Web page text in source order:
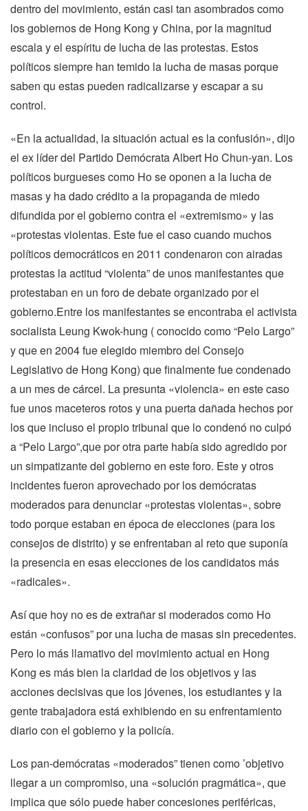
dentro del movimiento, están casi tan asombrados como
los gobiernos de Hong Kong y China, por la magnitud
escala y el espíritu de lucha de las protestas. Estos
políticos siempre han temido la lucha de masas porque
saben qu estas pueden radicalizarse y escapar a su
control.
«En la actualidad, la situación actual es la confusión», dijo
el ex líder del Partido Demócrata Albert Ho Chun-yan. Los
políticos burgueses como Ho se oponen a la lucha de
masas y ha dado crédito a la propaganda de miedo
difundida por el gobierno contra el «extremismo» y las
«protestas violentas. Este fue el caso cuando muchos
políticos democráticos en 2011 condenaron con airadas
protestas la actitud “violenta” de unos manifestantes que
protestaban en un foro de debate organizado por el
gobierno.Entre los manifestantes se encontraba el activista
socialista Leung Kwok-hung ( conocido como “Pelo Largo”
y que en 2004 fue elegido miembro del Consejo
Legislativo de Hong Kong) que finalmente fue condenado
a un mes de cárcel. La presunta «violencia» en este caso
fue unos maceteros rotos y una puerta dañada hechos por
los que incluso el propio tribunal que lo condenó no culpó
a “Pelo Largo”,que por otra parte había sido agredido por
un simpatizante del gobierno en este foro. Este y otros
incidentes fueron aprovechado por los demócratas
moderados para denunciar «protestas violentas», sobre
todo porque estaban en época de elecciones (para los
consejos de distrito) y se enfrentaban al reto que suponía
la presencia en esas elecciones de los candidatos más
«radicales».
Así que hoy no es de extrañar si moderados como Ho
están «confusos” por una lucha de masas sin precedentes.
Pero lo más llamativo del movimiento actual en Hong
Kong es más bien la claridad de los objetivos y las
acciones decisivas que los jóvenes, los estudiantes y la
gente trabajadora está exhibiendo en su enfrentamiento
diario con el gobierno y la policía.
Los pan-demócratas «moderados” tienen como ’objetivo
llegar a un compromiso, una «solución pragmática», que
implica que sólo puede haber concesiones periféricas,